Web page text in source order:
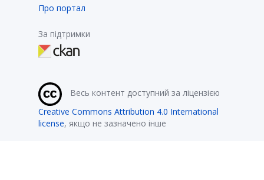
Про портал
За підтримки
Весь контент доступний за ліцензією
Creative Commons Attribution 4.0 International
license, якщо не зазначено інше